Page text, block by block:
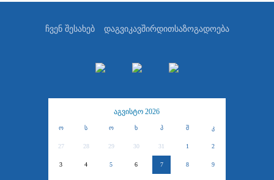
ჩვენ შესახებ დაგვიკავშირდითსაზოგადოება
აგვისტო 2026
ო ს ო ხ პ შ კ
27 28 29 30 31 1 2
3 4 5 6 7 8 9